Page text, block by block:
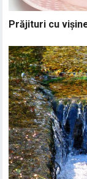
Prăjituri cu